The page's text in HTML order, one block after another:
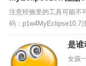
注意经验里的工具可能不
码：p1w4MyEclipse10.7
n.baidu.com/arti...
是谁
女孩